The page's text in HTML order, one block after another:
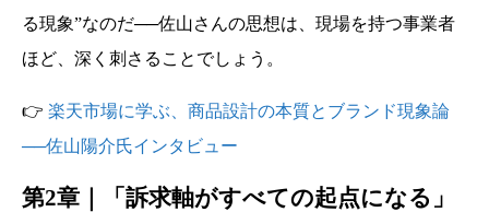
る現象”なのだ──佐山さんの思想は、現場を持つ事業者
ほど、深く刺さることでしょう。
👉 楽天市場に学ぶ、商品設計の本質とブランド現象論
──佐山陽介氏インタビュー
第2章｜「訴求軸がすべての起点になる」